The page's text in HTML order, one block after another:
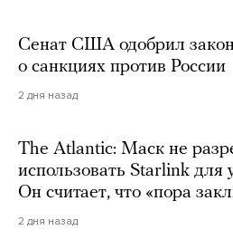
Сенат США одобрил
о санкциях против России
2 дня назад
The Atlantic: Маск не
использовать Starlink для
Он считает, что «пора
2 дня назад